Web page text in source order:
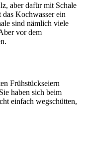
aber dafür mit Schale
Kochwasser ein
sind nämlich viele
vor dem
Frühstückseiern
haben sich beim
einfach wegschütten,